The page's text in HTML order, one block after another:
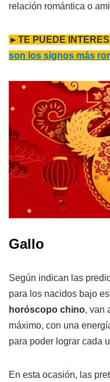
relación romántica o
►TE PUEDE
son los signos más
Gallo
Según indican las
para los nacidos bajo
horóscopo chino, van
máximo, con una
para poder lograr cada
En esta ocasión, las